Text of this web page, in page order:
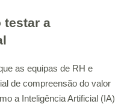
testar a
as equipas de RH e
de compreensão do valor
a Inteligência Artificial (IA)